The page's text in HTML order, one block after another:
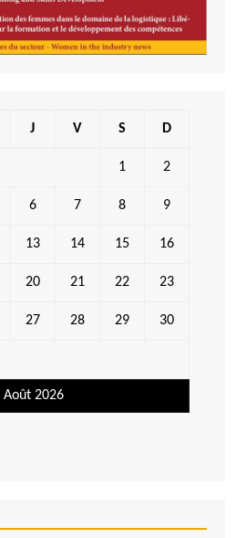
Août 2026
J V S D
1 2
6 7 8 9
13 14 15 16
20 21 22 23
27 28 29 30